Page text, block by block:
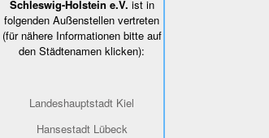
Schleswig-Holstein e.V. ist in
folgenden Außenstellen vertreten
(für nähere Informationen bitte auf
den Städtenamen klicken):
Landeshauptstadt Kiel
Hansestadt Lübeck